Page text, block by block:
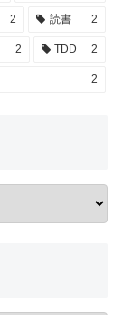
2 読書 2
2 TDD 2
2